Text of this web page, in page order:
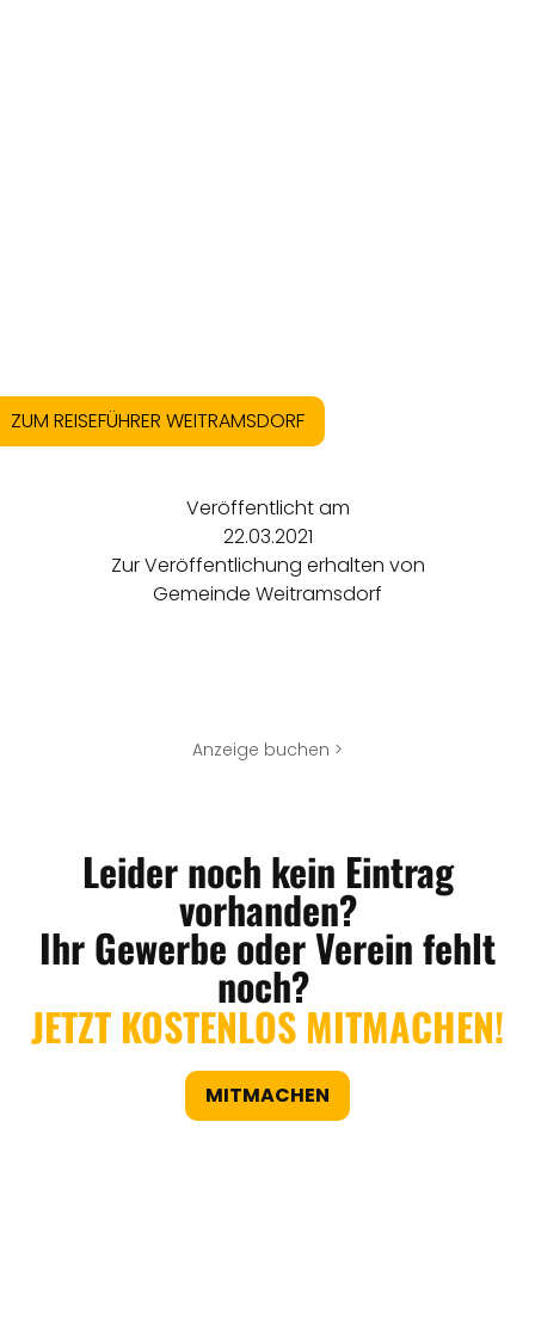
ZUM REISEFÜHRER WEITRAMSDORF
Veröffentlicht am
22.03.2021
Zur Veröffentlichung erhalten von
Gemeinde Weitramsdorf
Anzeige buchen >
Leider noch kein Eintrag
vorhanden?
Ihr Gewerbe oder Verein fehlt
noch?
JETZT KOSTENLOS MITMACHEN!
MITMACHEN